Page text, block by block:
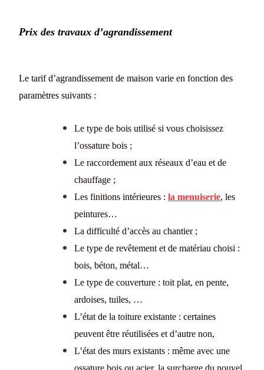
Prix des travaux d’agrandissement
Le tarif d’agrandissement de maison varie en fonction des
paramètres suivants :
Le type de bois utilisé si vous choisissez
l’ossature bois ;
Le raccordement aux réseaux d’eau et de
chauffage ;
Les finitions intérieures : la menuiserie, les
peintures…
La difficulté d’accès au chantier ;
Le type de revêtement et de matériau choisi :
bois, béton, métal…
Le type de couverture : toit plat, en pente,
ardoises, tuiles, …
L’état de la toiture existante : certaines
peuvent être réutilisées et d’autre non,
L’état des murs existants : même avec une